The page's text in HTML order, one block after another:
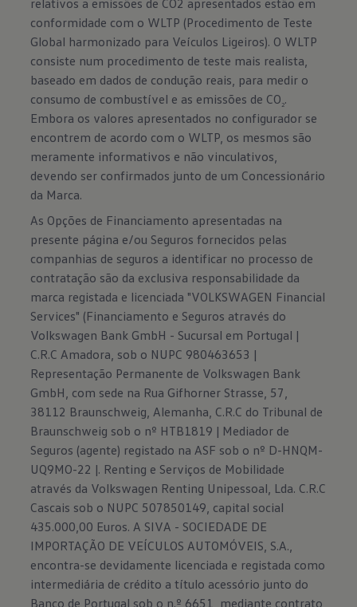
relativos a emissões de CO2 apresentados estão em
conformidade com o WLTP (Procedimento de Teste
Global harmonizado para Veículos Ligeiros). O WLTP
consiste num procedimento de teste mais realista,
baseado em dados de condução reais, para medir o
consumo de combustível e as emissões de CO 2.
Embora os valores apresentados no configurador se
encontrem de acordo com o WLTP, os mesmos são
meramente informativos e não vinculativos,
devendo ser confirmados junto de um Concessionário
da Marca.
As Opções de Financiamento apresentadas na
presente página e/ou Seguros fornecidos pelas
companhias de seguros a identificar no processo de
contratação são da exclusiva responsabilidade da
marca registada e licenciada "VOLKSWAGEN Financial
Services" (Financiamento e Seguros através do
Volkswagen Bank GmbH - Sucursal em Portugal |
C.R.C Amadora, sob o NUPC 980463653 |
Representação Permanente de Volkswagen Bank
GmbH, com sede na Rua Gifhorner Strasse, 57,
38112 Braunschweig, Alemanha, C.R.C do Tribunal de
Braunschweig sob o nº HTB1819 | Mediador de
Seguros (agente) registado na ASF sob o nº D-HNQM-
UQ9MO-22 |. Renting e Serviços de Mobilidade
através da Volkswagen Renting Unipessoal, Lda. C.R.C
Cascais sob o NUPC 507850149, capital social
435.000,00 Euros. A SIVA - SOCIEDADE DE
IMPORTAÇÃO DE VEÍCULOS AUTOMÓVEIS, S.A.,
encontra-se devidamente licenciada e registada como
intermediária de crédito a título acessório junto do
Banco de Portugal sob o n.º 6651, mediante contrato